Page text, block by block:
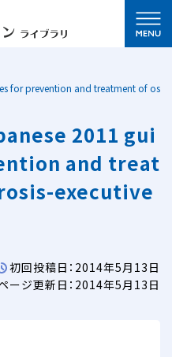
for prevention and treatment of os
2011 gui
and treat
executive
初回投稿日：2014年5月13日
ージ更新日：2014年5月13日